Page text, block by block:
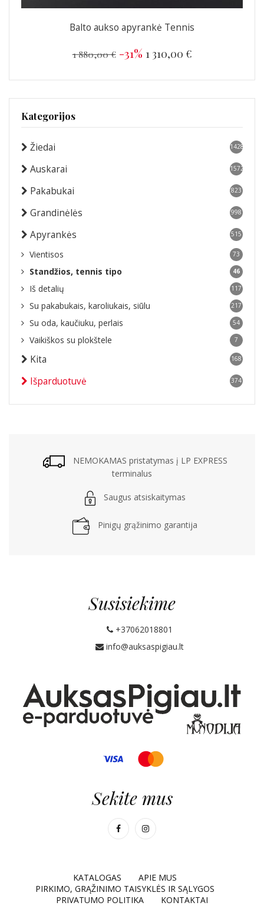
Balto aukso apyrankė Tennis
1 880,00 € -31% 1 310,00 €
Kategorijos
Žiedai 1428
Auskarai 1572
Pakabukai 823
Grandinėlės 998
Apyrankės 515
Vientisos 73
Standžios, tennis tipo 46
Iš detalių 117
Su pakabukais, karoliukais, siūlu 217
Su oda, kaučiuku, perlais 54
Vaikiškos su plokštele 7
Kita 168
Išparduotuvė 374
NEMOKAMAS pristatymas į LP EXPRESS
terminalus
Saugus atsiskaitymas
Pinigų grąžinimo garantija
Susisiekime
+37062018801
info@auksaspigiau.lt
Sekite mus
KATALOGAS
APIE MUS
PIRKIMO, GRĄŽINIMO TAISYKLĖS IR SĄLYGOS
PRIVATUMO POLITIKA
KONTAKTAI